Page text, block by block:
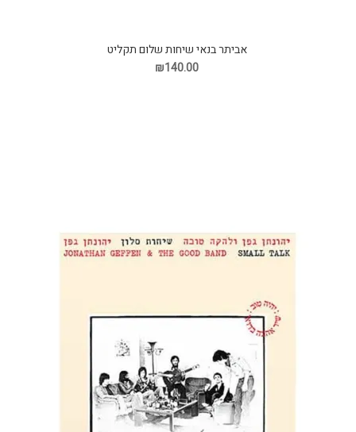
אביתר בנאי שיחות שלום תקליט
₪140.00